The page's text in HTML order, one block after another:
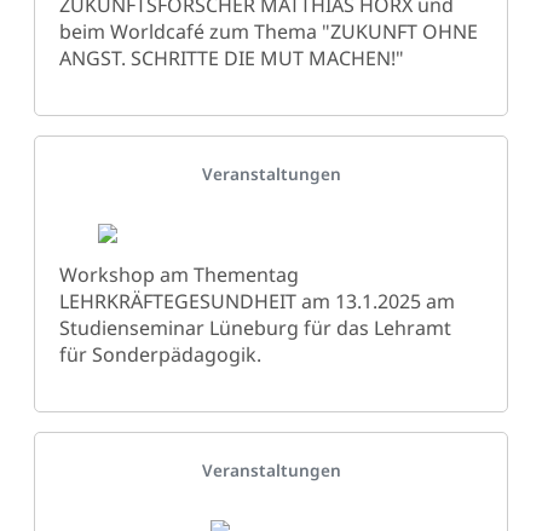
ZUKUNFTSFORSCHER MATTHIAS HORX und
beim Worldcafé zum Thema "ZUKUNFT OHNE
ANGST. SCHRITTE DIE MUT MACHEN!"
Veranstaltungen
Workshop am Thementag
LEHRKRÄFTEGESUNDHEIT am 13.1.2025 am
Studienseminar Lüneburg für das Lehramt
für Sonderpädagogik.
Veranstaltungen